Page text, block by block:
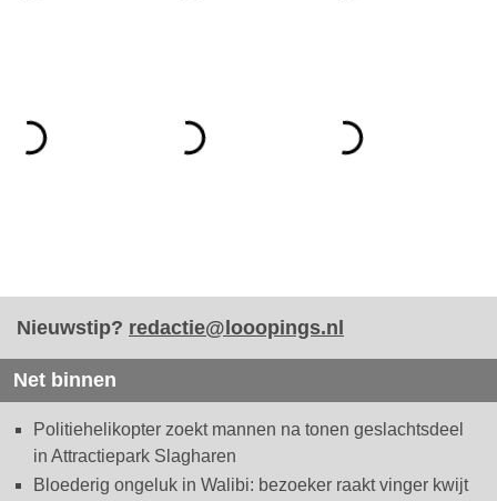
Nieuwstip? redactie@looopings.nl
Net binnen
Politiehelikopter zoekt mannen na tonen geslachtsdeel
in Attractiepark Slagharen
Bloederig ongeluk in Walibi: bezoeker raakt vinger kwijt